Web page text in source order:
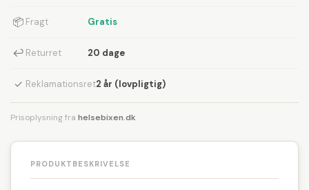
📦 Fragt Gratis
↩ Returret 20 dage
✓ Reklamationsret2 år (lovpligtig)
Prisoplysning fra helsebixen.dk
PRODUKTBESKRIVELSE